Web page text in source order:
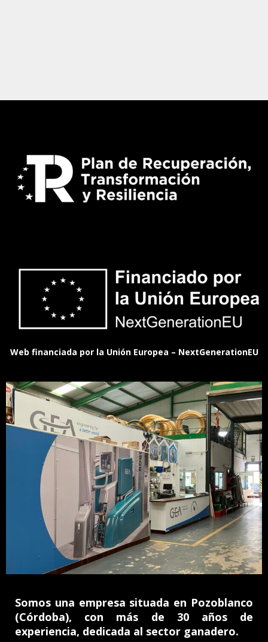
Web financiada por la Unión Europea – NextGenerationEU
Somos una empresa situada en Pozoblanco
(Córdoba), con más de 30 años de
experiencia, dedicada al sector ganadero.